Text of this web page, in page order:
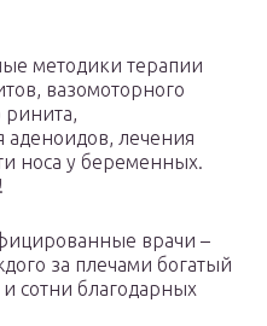
методики терапии
вазомоторного
ринита,
аденоидов, лечения
носа у беременных.
врачи –
за плечами богатый
сотни благодарных